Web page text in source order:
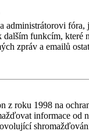
administrátorovi
dalším funkcím, které
zpráv a emailů
z roku 1998 na
informace od